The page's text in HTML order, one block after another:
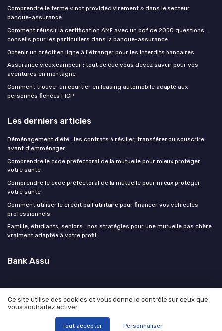
Comprendre le terme « not provided virement » dans le secteur
banque-assurance
Comment réussir la certification AMF avec un pdf de 2000 questions :
conseils pour les particuliers dans la banque-assurance
Obtenir un crédit en ligne à l'étranger pour les interdits bancaires
Assurance vieux campeur : tout ce que vous devez savoir pour vos
aventures en montagne
Comment trouver un courtier en leasing automobile adapté aux
personnes fichées FICP
Les derniers articles
Déménagement d'été : les contrats à résilier, transférer ou souscrire
avant d'emménager
Comprendre le code préfectoral de la mutuelle pour mieux protéger
votre santé
Comprendre le code préfectoral de la mutuelle pour mieux protéger
votre santé
Comment utiliser le crédit bail utilitaire pour financer vos véhicules
professionnels
Famille, étudiants, seniors : nos stratégies pour une mutuelle pas chère
vraiment adaptée à votre profil
Bank Assu
Mentions légales
© Bank Assu 2026
Ce site utilise des cookies et vous donne le contrôle sur ceux que
vous souhaitez activer
Tout accepter Personnaliser